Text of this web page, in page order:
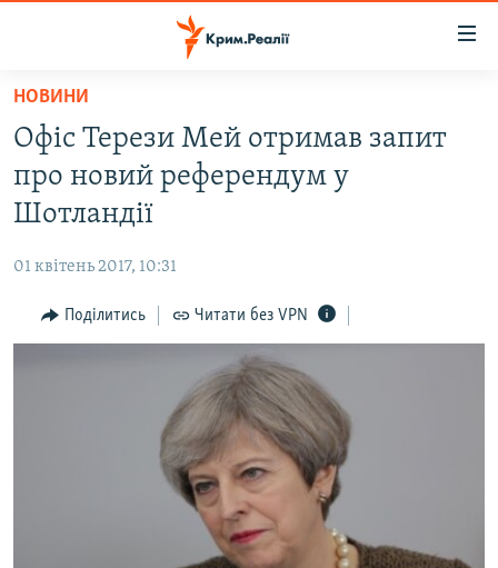
Перейти
основного
матеріалу
Перейти
до
основної
Перейти
до
НОВИНИ
ВОДА.КРИМ
ВІДЕО ТА ФОТО
БЛОГИ
ПОГЛЯД
ЯК ОБІЙТИ БЛОКУВАННЯ
НОВИНИ
Офіс Терези Мей отримав запит
про новий референдум у
Шотландії
01 квітень 2017, 10:31
Поділитись Читати без VPN